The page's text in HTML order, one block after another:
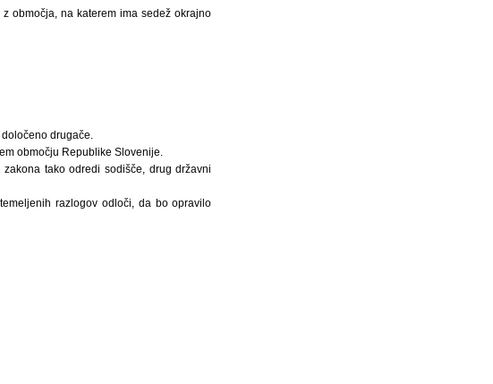
območja, na katerem ima sedež okrajno
drugače.
območju Republike Slovenije.
tako odredi sodišče, drug državni
razlogov odloči, da bo opravilo